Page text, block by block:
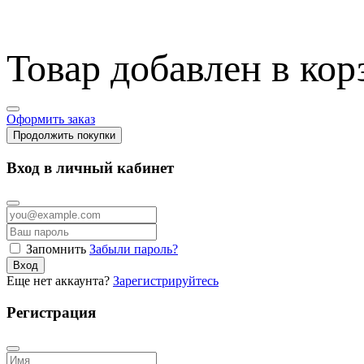
Товар добавлен в
Оформить заказ
Продолжить покупки
Вход в личный кабинет
Запомнить Забыли пароль?
Вход
Еще нет аккаунта? Зарегистрируйтесь
Регистрация